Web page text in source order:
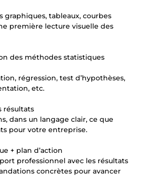
graphiques, tableaux, courbes
première lecture visuelle des
des méthodes statistiques
régression, test d’hypothèses,
etc.
résultats
dans un langage clair, ce que
pour votre entreprise.
+ plan d’action
professionnel avec les résultats
concrètes pour avancer